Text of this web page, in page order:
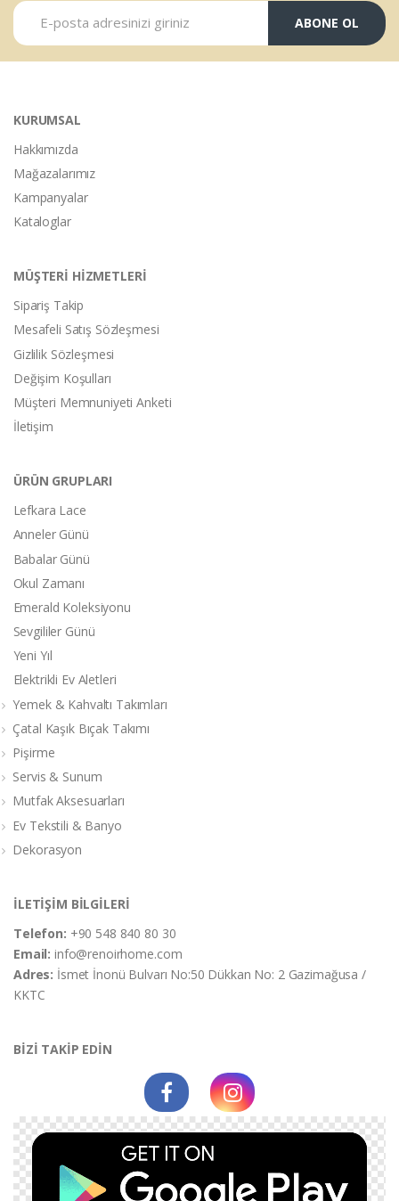
ABONE OL
KURUMSAL
Hakkımızda
Mağazalarımız
Kampanyalar
Kataloglar
MÜŞTERİ HİZMETLERİ
Sipariş Takip
Mesafeli Satış Sözleşmesi
Gizlilik Sözleşmesi
Değişim Koşulları
Müşteri Memnuniyeti Anketi
İletişim
ÜRÜN GRUPLARI
Lefkara Lace
Anneler Günü
Babalar Günü
Okul Zamanı
Emerald Koleksiyonu
Sevgililer Günü
Yeni Yıl
Elektrikli Ev Aletleri
Yemek & Kahvaltı Takımları
Çatal Kaşık Bıçak Takımı
Pişirme
Servis & Sunum
Mutfak Aksesuarları
Ev Tekstili & Banyo
Dekorasyon
İLETİŞİM BİLGİLERİ
Telefon: +90 548 840 80 30
Email:info@renoirhome.com
Adres: İsmet İnonü Bulvarı No:50 Dükkan No: 2 Gazimağusa /
KKTC
BİZİ TAKİP EDİN